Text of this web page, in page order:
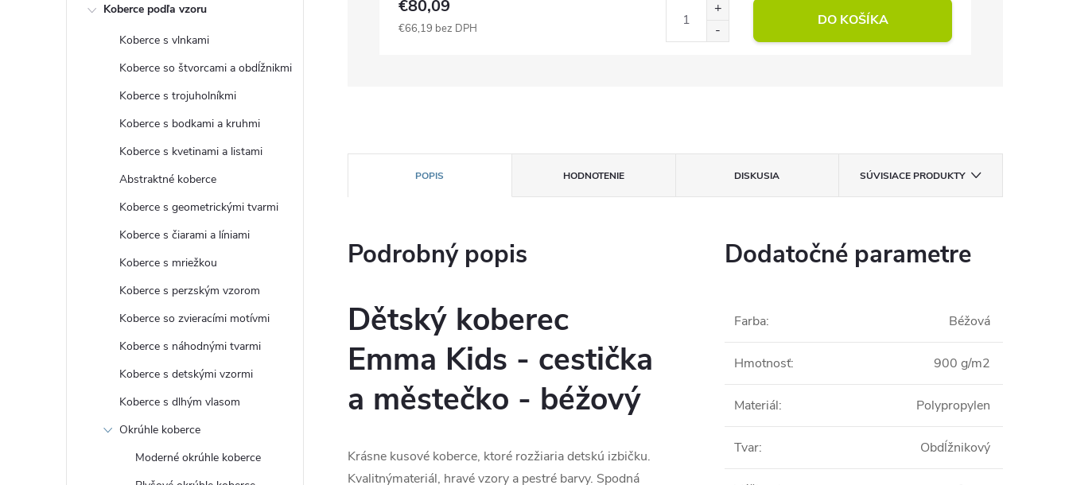
Koberce podľa vzoru
Koberce s vlnkami
Koberce so štvorcami a obdĺžnikmi
Koberce s trojuholníkmi
Koberce s bodkami a kruhmi
Koberce s kvetinami a listami
Abstraktné koberce
Koberce s geometrickými tvarmi
Koberce s čiarami a líniami
Koberce s mriežkou
Koberce s perzským vzorom
Koberce so zvieracími motívmi
Koberce s náhodnými tvarmi
Koberce s detskými vzormi
Koberce s dlhým vlasom
Okrúhle koberce
Moderné okrúhle koberce
€80,09
€66,19 bez DPH DO KOŠÍKA
POPIS HODNOTENIE DISKUSIA SÚVISIACE PRODUKTY
Podrobný popis
Dětský koberec
Emma Kids - cestička
a městečko - béžový
Krásne kusové koberce, ktoré rozžiaria detskú izbičku.
Kvalitnýmateriál, hravé vzory a pestré barvy. Spodná
Dodatočné parametre
Farba: Béžová
Hmotnosť: 900 g/m2
Materiál: Polypropylen
Tvar: Obdĺžnikový